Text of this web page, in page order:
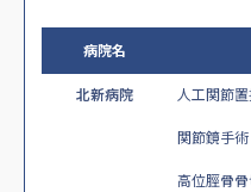
病院名
北新病院 人工関節置
関節鏡手術
高位脛骨骨